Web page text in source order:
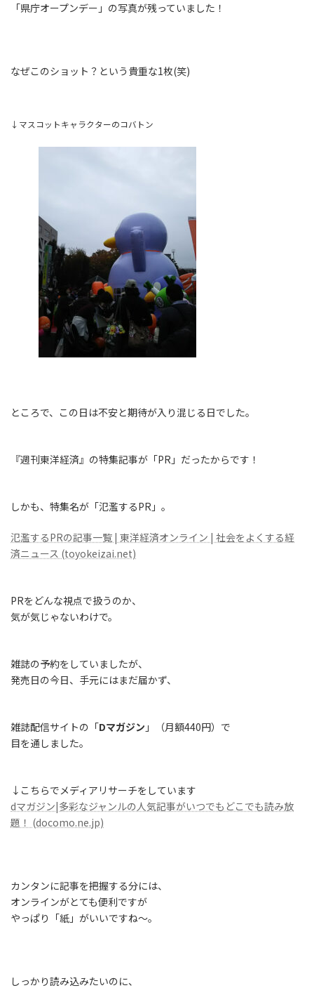
「県庁オープンデー」の写真が残っていました！
なぜこのショット？という貴重な1枚(笑)
↓マスコットキャラクターのコバトン
ところで、この日は不安と期待が入り混じる日でした。
『週刊東洋経済』の特集記事が「PR」だったからです！
しかも、特集名が「氾濫するPR」。
氾濫するPRの記事一覧 | 東洋経済オンライン | 社会をよくする経
済ニュース (toyokeizai.net)
PRをどんな視点で扱うのか、
気が気じゃないわけで。
雑誌の予約をしていましたが、
発売日の今日、手元にはまだ届かず、
雑誌配信サイトの「Dマガジン 」（月額440円）で
目を通しました。
↓こちらでメディアリサーチをしています
dマガジン|多彩なジャンルの人気記事がいつでもどこでも読み放
題！ (docomo.ne.jp)
カンタンに記事を把握する分には、
オンラインがとても便利ですが
やっぱり「紙」がいいですね～。
しっかり読み込みたいのに、